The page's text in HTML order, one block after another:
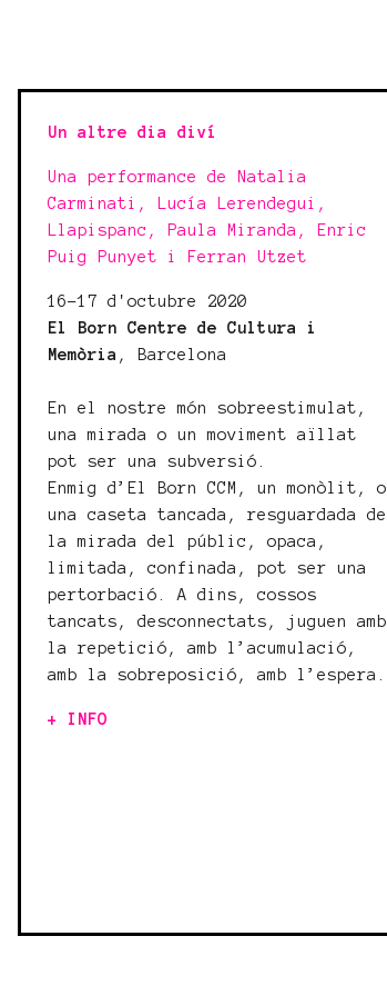
Un altre dia diví
Una performance de Natalia
Carminati, Lucía Lerendegui,
Llapispanc, Paula Miranda, Enric
Puig Punyet i Ferran Utzet
16-17 d'octubre 2020
El Born Centre de Cultura i
Memòria , Barcelona
En el nostre món sobreestimulat,
una mirada o un moviment aïllat
pot ser una subversió.
Enmig d’El Born CCM, un monòlit, o
una caseta tancada, resguardada de
la mirada del públic, opaca,
limitada, confinada, pot ser una
pertorbació. A dins, cossos
tancats, desconnectats, juguen amb
la repetició, amb l’acumulació,
amb la sobreposició, amb l’espera.
+ INFO